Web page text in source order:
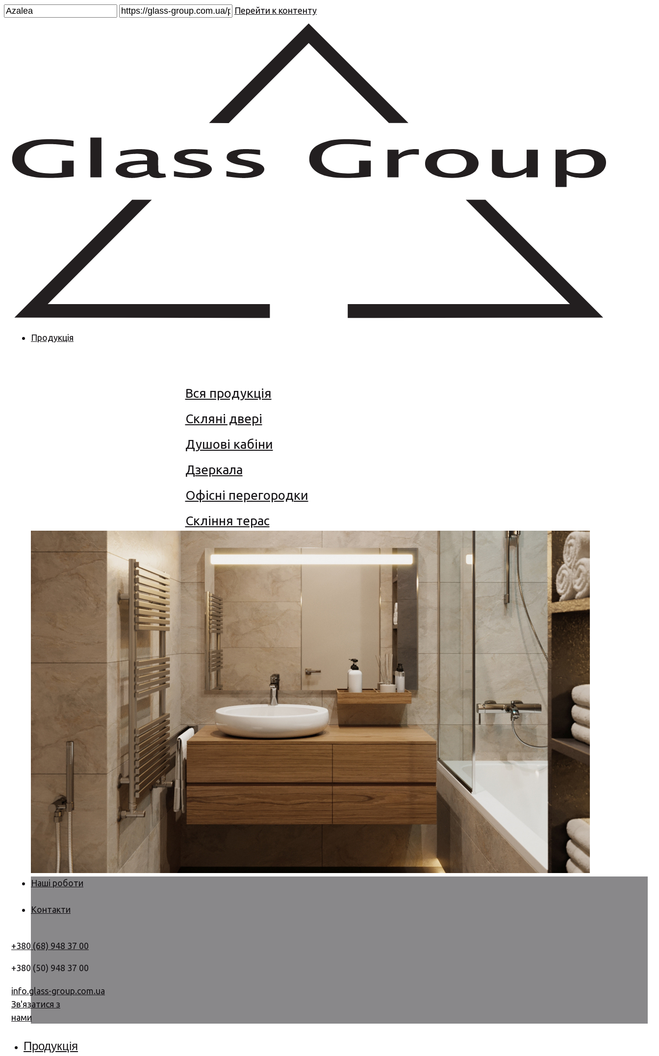
Перейти к контенту
Продукція
Вся продукція
Скляні двері
Душові кабіни
Дзеркала
Офісні перегородки
Скління терас
Наші роботи
Контакти
+380 (68) 948 37 00
+380 (50) 948 37 00
info.glass-group.com.ua
Зв'язатися з
нами
Продукція